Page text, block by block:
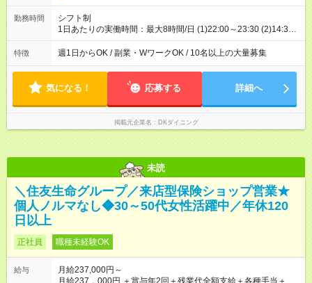
勤務時間
シフト制
1日あたりの実働時間：最大8時間/日 (1)22:00～23:30 (2)14:30
～22:00 ※上記時間から1日3時間～/週1日～OK◎ ※勤務時間の
変動の可能性あり ※22時以降勤務は、18歳以上(法令による) ※
迎♪
特徴 週1日からOK / 副業・WワークOK / 10名以上の大量募集
気になる！ 応募する 詳細へ
掲載元企業名 DKダイニング
未読
＼住友生命グループ／来店型保険ショップ営業★
個人ノルマなし◆30～50代女性活躍中／年休120
日以上
正社員 職種未経験OK
給与
月給237,000円～
月給237，000円 ＋賞与年2回＋残業代全額支給＋各種手当＋ホ